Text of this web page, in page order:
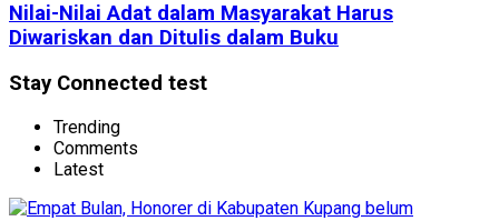
Nilai-Nilai Adat dalam Masyarakat Harus
Diwariskan dan Ditulis dalam Buku
Stay Connected test
Trending
Comments
Latest